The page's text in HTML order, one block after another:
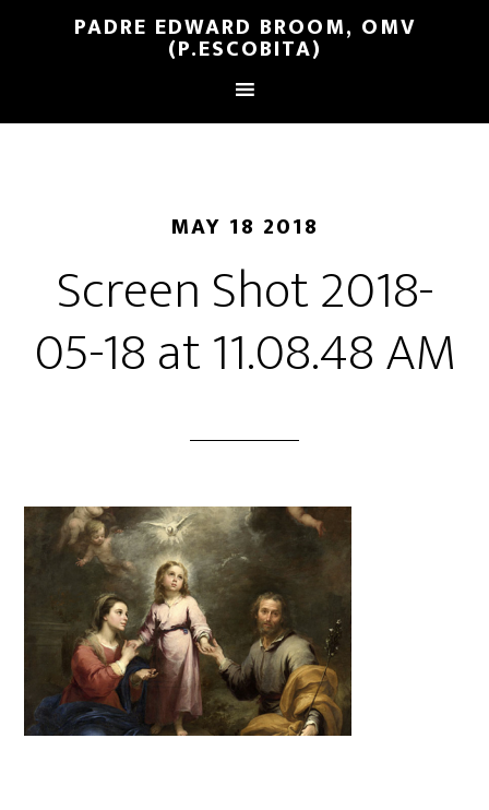
PADRE EDWARD BROOM, OMV
(P.ESCOBITA)
MAY 18 2018
Screen Shot 2018-
05-18 at 11.08.48 AM